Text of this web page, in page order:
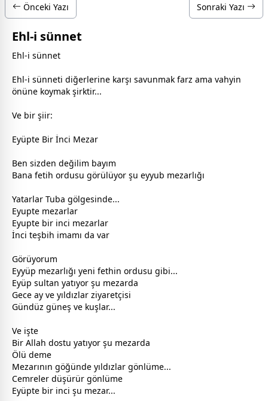
Önceki Yazı Sonraki Yazı
Ehl-i sünnet
Ehl-i sünnet
Ehl-i sünneti diğerlerine karşı savunmak farz ama vahyin
önüne koymak şirktir...
Ve bir şiir:
Eyüpte Bir İnci Mezar
Ben sizden değilim bayım
Bana fetih ordusu görülüyor şu eyyub mezarlığı
Yatarlar Tuba gölgesinde...
Eyupte mezarlar
Eyupte bir inci mezarlar
İnci teşbih imamı da var
Görüyorum
Eyyüp mezarlığı yeni fethin ordusu gibi...
Eyüp sultan yatıyor şu mezarda
Gece ay ve yıldızlar ziyaretçisi
Gündüz güneş ve kuşlar...
Ve işte
Bir Allah dostu yatıyor şu mezarda
Ölü deme
Mezarının göğünde yıldızlar gönlüme...
Cemreler düşürür gönlüme
Eyüpte bir inci şu mezar...